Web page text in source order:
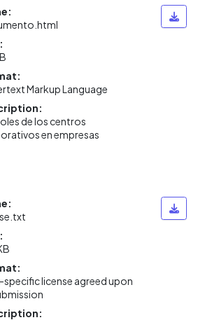
Markup Language
de los centros
en empresas
license agreed upon